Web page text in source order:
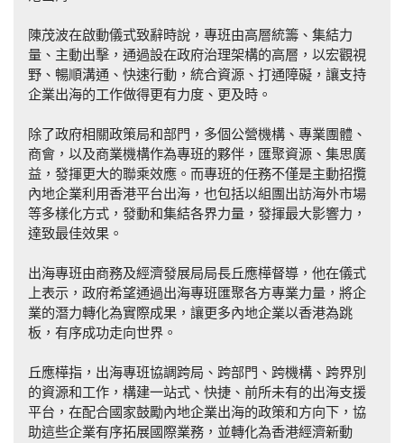
陳茂波在啟動儀式致辭時說，專班由高層統籌、集結力
量、主動出擊，通過設在政府治理架構的高層，以宏觀視
野、暢順溝通、快速行動，統合資源、打通障礙，讓支持
企業出海的工作做得更有力度、更及時。
除了政府相關政策局和部門，多個公營機構、專業團體、
商會，以及商業機構作為專班的夥伴，匯聚資源、集思廣
益，發揮更大的聯乘效應。而專班的任務不僅是主動招攬
內地企業利用香港平台出海，也包括以組團出訪海外市場
等多樣化方式，發動和集結各界力量，發揮最大影響力，
達致最佳效果。
出海專班由商務及經濟發展局局長丘應樺督導，他在儀式
上表示，政府希望通過出海專班匯聚各方專業力量，將企
業的潛力轉化為實際成果，讓更多內地企業以香港為跳
板，有序成功走向世界。
丘應樺指，出海專班協調跨局、跨部門、跨機構、跨界別
的資源和工作，構建一站式、快捷、前所未有的出海支援
平台，在配合國家鼓勵內地企業出海的政策和方向下，協
助這些企業有序拓展國際業務，並轉化為香港經濟新動